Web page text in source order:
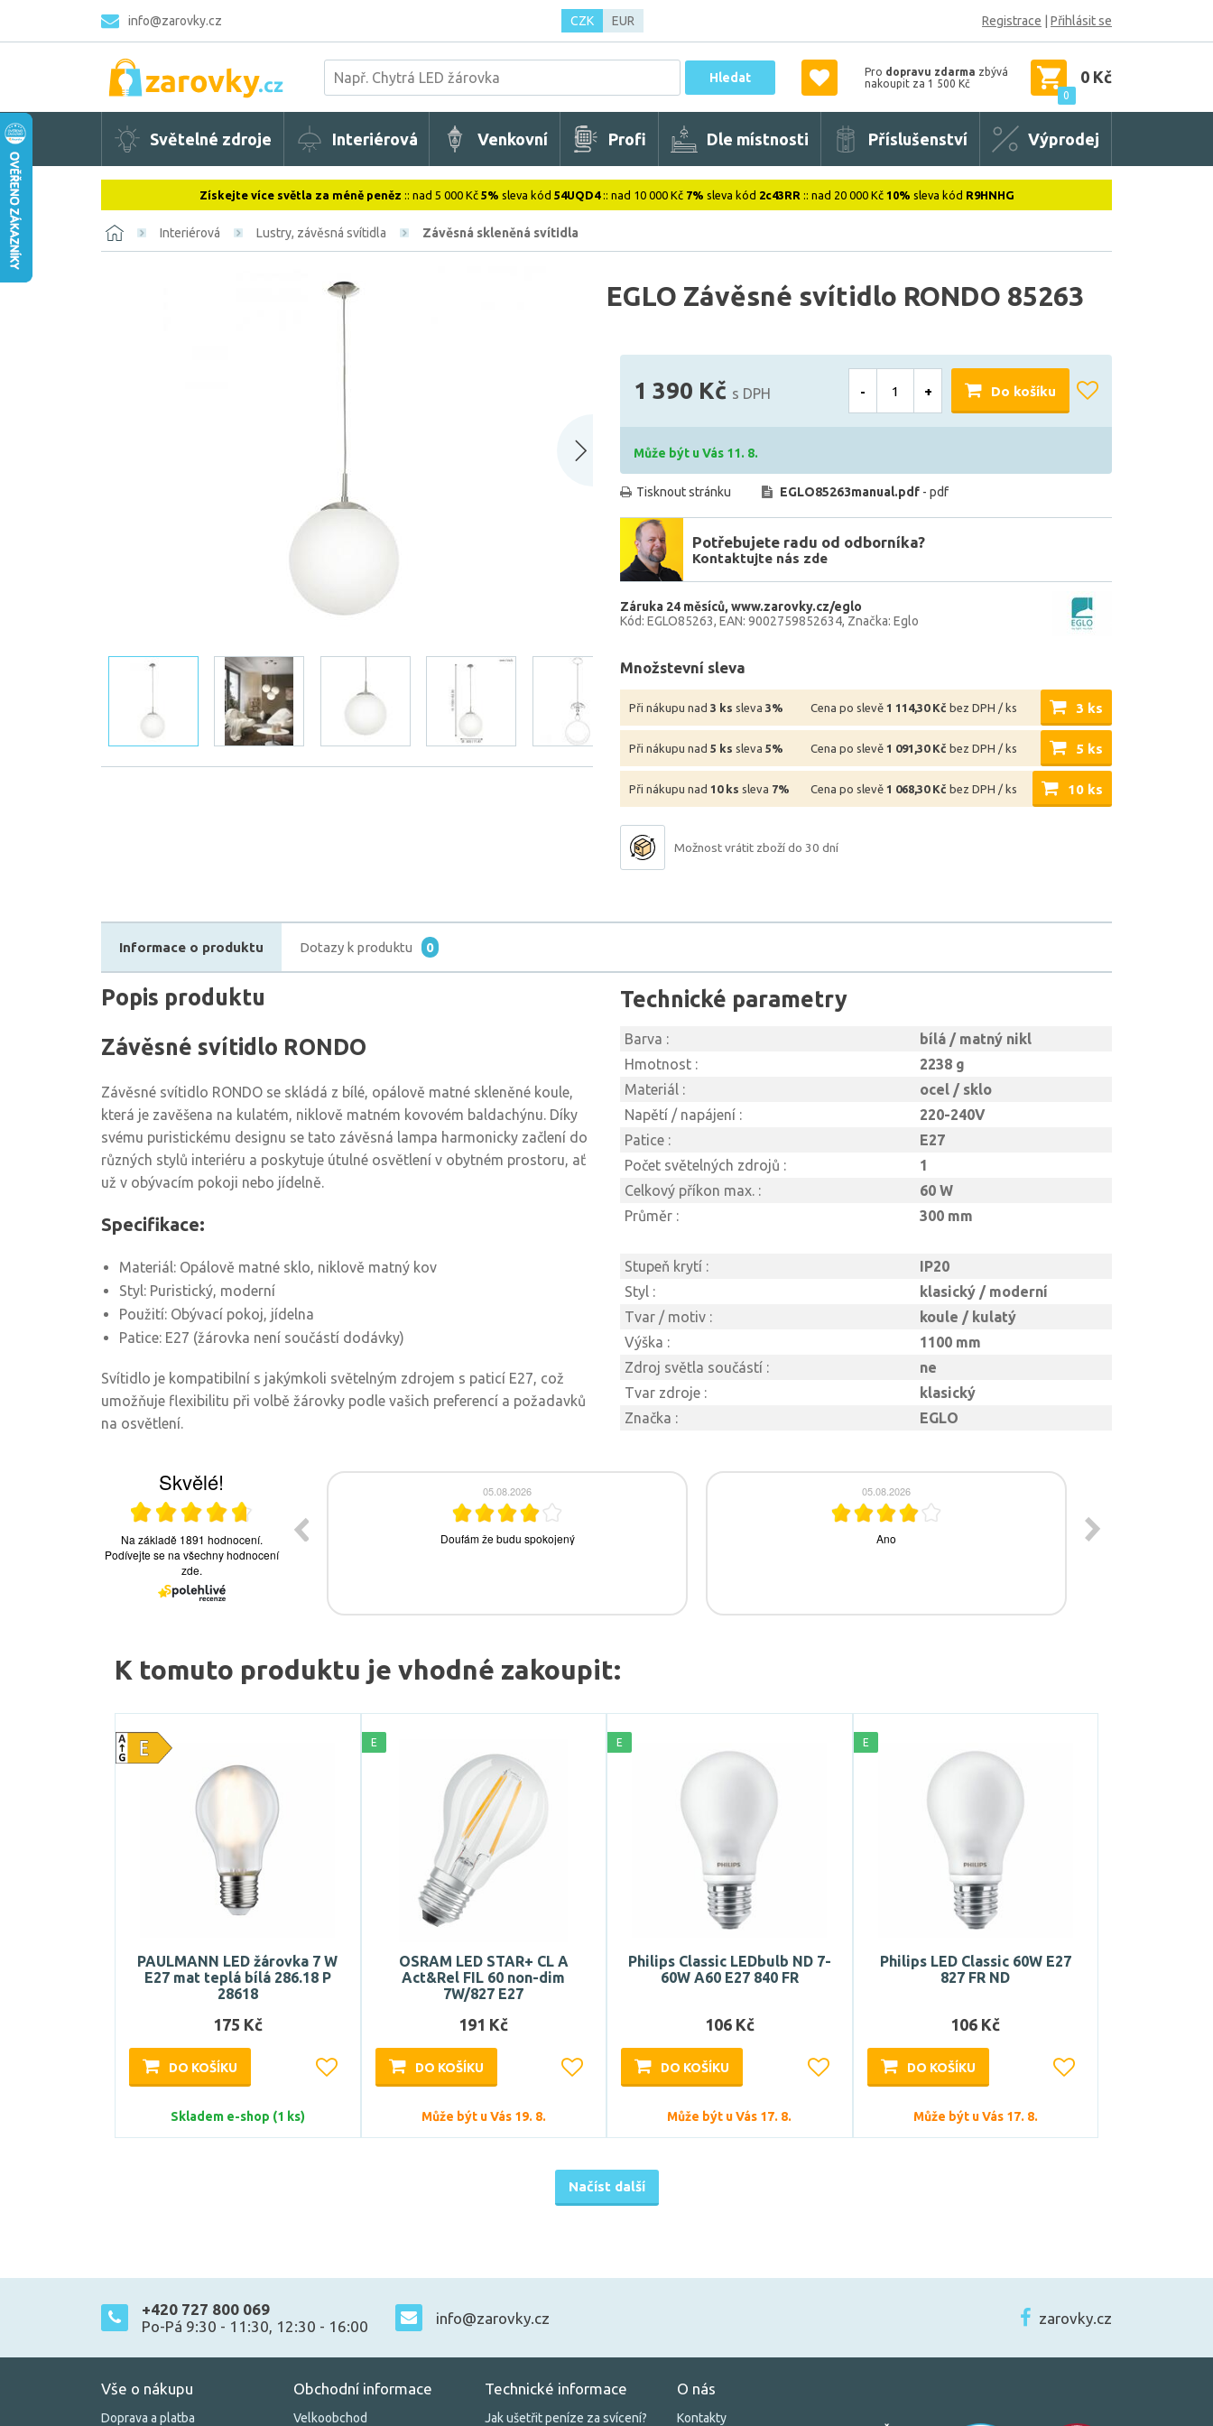
info@zarovky.cz CZK EUR Registrace Přihlásit se
Hledat Pro dopravu zdarma zbývá
nakoupit za 1 500 Kč
0
0 Kč
Světelné zdroje Interiérová Venkovní Profi Dle místnosti Příslušenství Výprodej
Získejte více světla za méně peněz :: nad 5 000 Kč 5% sleva kód 54UQD4:: nad 10 000 Kč 7% sleva kód 2c43RR :: nad 20 000 Kč 10% sleva kód R9HNHG
Interiérová Lustry, závěsná svítidla Závěsná skleněná svítidla
EGLO Závěsné svítidlo RONDO 85263
1 390 Kč s DPH - + Do košíku
Může být u Vás 11. 8.
Tisknout stránku EGLO85263manual.pdf - pdf
Potřebujete radu od odborníka?
Kontaktujte nás zde
Záruka 24 měsíců www.zarovky.cz/eglo
Kód: EGLO85263 EAN: 9002759852634 Značka: Eglo
Množstevní sleva
Při nákupu nad 3 ks sleva 3% Cena po slevě 1 114,30 Kč bez DPH / ks 3 ks
Při nákupu nad 5 ks sleva 5% Cena po slevě 1 091,30 Kč bez DPH / ks 5 ks
Při nákupu nad 10 ks sleva 7% Cena po slevě 1 068,30 Kč bez DPH / ks 10 ks
Možnost vrátit zboží do 30 dní
Informace o produktu Dotazy k produktu 0
Popis produktu
Závěsné svítidlo RONDO
Závěsné svítidlo RONDO se skládá z bílé, opálově matné skleněné koule,
která je zavěšena na kulatém, niklově matném kovovém baldachýnu. Díky
svému puristickému designu se tato závěsná lampa harmonicky začlení do
různých stylů interiéru a poskytuje útulné osvětlení v obytném prostoru, ať
už v obývacím pokoji nebo jídelně.
Specifikace:
Materiál: Opálově matné sklo, niklově matný kov
Styl: Puristický, moderní
Použití: Obývací pokoj, jídelna
Patice: E27 (žárovka není součástí dodávky)
Svítidlo je kompatibilní s jakýmkoli světelným zdrojem s paticí E27, což
umožňuje flexibilitu při volbě žárovky podle vašich preferencí a požadavků
na osvětlení.
Technické parametry
Barva :
bílá / matný nikl
Hmotnost :
2238 g
Materiál :
ocel / sklo
Napětí / napájení :
220-240V
Patice :
E27
Počet světelných zdrojů :
1
Celkový příkon max. :
60 W
Průměr :
300 mm
Stupeň krytí :
IP20
Styl :
klasický / moderní
Tvar / motiv :
koule / kulatý
Výška :
1100 mm
Zdroj světla součástí :
ne
Tvar zdroje :
klasický
Značka :
EGLO
K tomuto produktu je vhodné zakoupit:
PAULMANN LED žárovka 7 W
E27 mat teplá bílá 286.18 P
28618
175 Kč
DO KOŠÍKU
Skladem e-shop (1 ks)
E
OSRAM LED STAR+ CL A
Act&Rel FIL 60 non-dim
7W/827 E27
191 Kč
DO KOŠÍKU
Může být u Vás 19. 8.
E
Philips Classic LEDbulb ND 7-
60W A60 E27 840 FR
106 Kč
DO KOŠÍKU
Může být u Vás 17. 8.
E
Philips LED Classic 60W E27
827 FR ND
106 Kč
DO KOŠÍKU
Může být u Vás 17. 8.
Načíst další
+420 727 800 069
Po-Pá 9:30 - 11:30, 12:30 - 16:00
info@zarovky.cz zarovky.cz
Vše o nákupu
Doprava a platba
Obchodní informace
Velkoobchod
Technické informace
Jak ušetřit peníze za svícení?
O nás
Kontakty